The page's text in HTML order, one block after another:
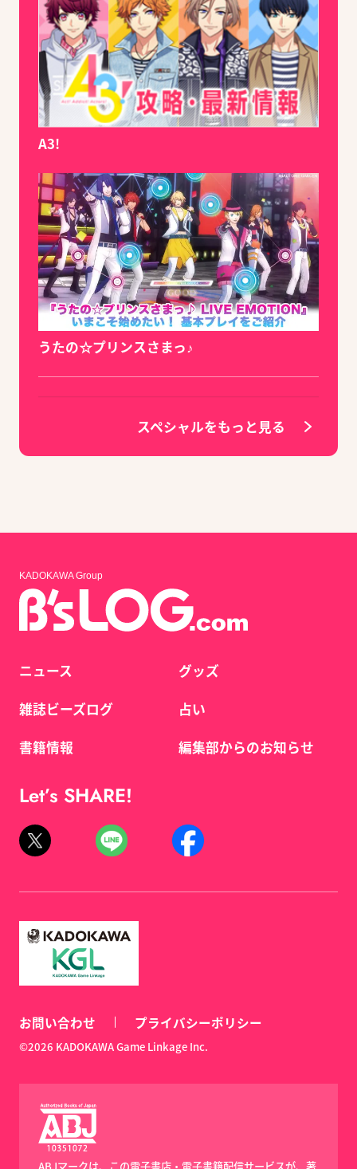
A3!
うたの☆プリンスさまっ♪
スペシャルをもっと見る
KADOKAWA Group
ニュース
雑誌ビーズログ
書籍情報
グッズ
占い
編集部からのお知らせ
Let’s SHARE!
お問い合わせ プライバシーポリシー
©2026 KADOKAWA Game Linkage Inc.